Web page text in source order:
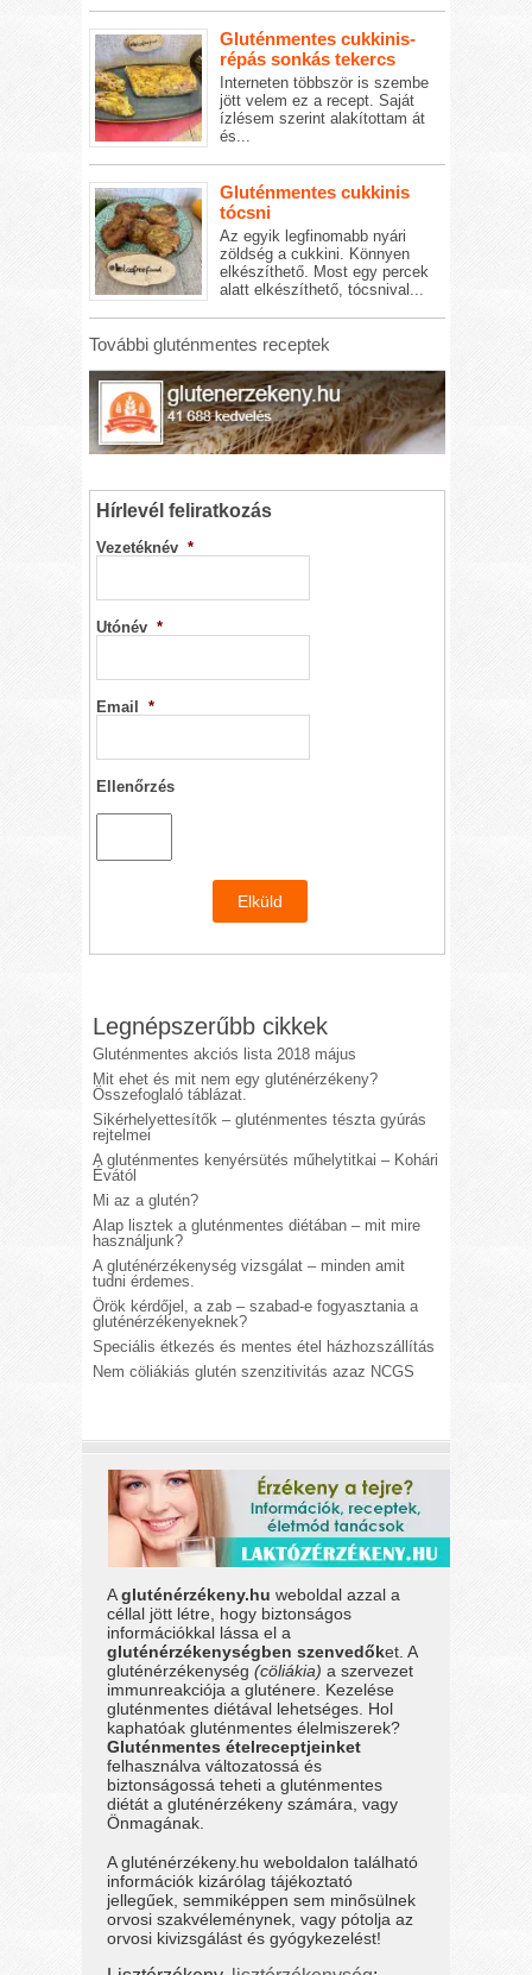
Gluténmentes cukkinis-
répás sonkás tekercs
Interneten többször is szembe
jött velem ez a recept. Saját
ízlésem szerint alakítottam át
és...
Gluténmentes cukkinis
tócsni
Az egyik legfinomabb nyári
zöldség a cukkini. Könnyen
elkészíthető. Most egy percek
alatt elkészíthető, tócsnival...
További gluténmentes receptek
Hírlevél feliratkozás
Vezetéknév *
Utónév *
Email *
Ellenőrzés
Legnépszerűbb cikkek
Gluténmentes akciós lista 2018 május
Mit ehet és mit nem egy gluténérzékeny?
Összefoglaló táblázat.
Sikérhelyettesítők – gluténmentes tészta gyúrás
rejtelmei
A gluténmentes kenyérsütés műhelytitkai – Kohári
Évától
Mi az a glutén?
Alap lisztek a gluténmentes diétában – mit mire
használjunk?
A gluténérzékenység vizsgálat – minden amit
tudni érdemes.
Örök kérdőjel, a zab – szabad-e fogyasztania a
gluténérzékenyeknek?
Speciális étkezés és mentes étel házhozszállítás
Nem cöliákiás glutén szenzitivitás azaz NCGS
Agluténérzékeny.hu weboldal azzal a
céllal jött létre, hogy biztonságos
információkkal lássa el a
gluténérzékenységben szenvedőket. A
gluténérzékenység(cöliákia) a szervezet
immunreakciója a gluténere. Kezelése
gluténmentes diétával lehetséges. Hol
kaphatóak gluténmentes élelmiszerek?
Gluténmentes ételreceptjeinket
felhasználva változatossá és
biztonságossá teheti a gluténmentes
diétát a gluténérzékeny számára, vagy
Önmagának.
A gluténérzékeny.hu weboldalon található
információk kizárólag tájékoztató
jellegűek, semmiképpen sem minősülnek
orvosi szakvéleménynek, vagy pótolja az
orvosi kivizsgálást és gyógykezelést!